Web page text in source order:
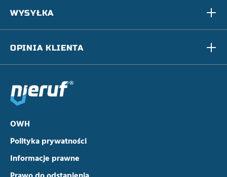
WYSYŁKA
OPINIA KLIENTA
OWH
Polityka prywatności
Informacje prawne